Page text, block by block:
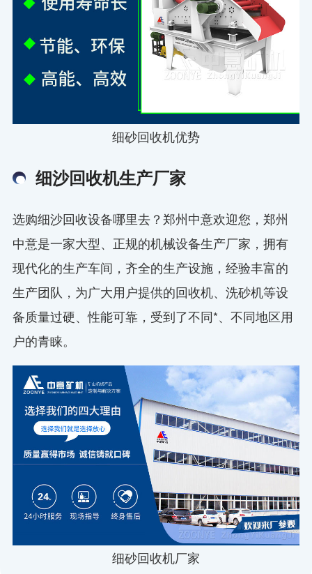
细砂回收机优势
细沙回收机生产厂家
选购细沙回收设备哪里去？郑州中意欢迎您，郑州
中意是一家大型、正规的机械设备生产厂家，拥有
现代化的生产车间，齐全的生产设施，经验丰富的
生产团队，为广大用户提供的回收机、洗砂机等设
备质量过硬、性能可靠，受到了不同*、不同地区用
户的青睐。
细砂回收机厂家